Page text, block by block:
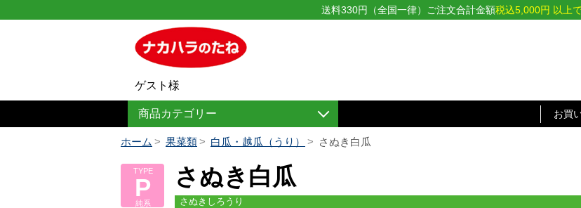
送料330円（全国一律）ご注文合計金額税込5,000円 以上
ゲスト様
商品カテゴリー お買
ホーム 果菜類 白瓜・越瓜（うり） さぬき白瓜
TYPE
P
純系
さぬき白瓜
さぬきしろうり